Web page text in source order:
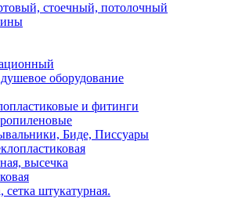
стоечный, потолочный
оборудование
и фитинги
Биде, Писсуары
высечка
сетка штукатурная.